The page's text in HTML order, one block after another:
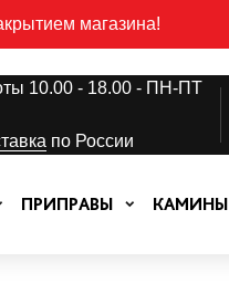
магазина!
10.00 - 18.00 - ПН-ПТ
по России
ПРИПРАВЫ КАМИНЫ